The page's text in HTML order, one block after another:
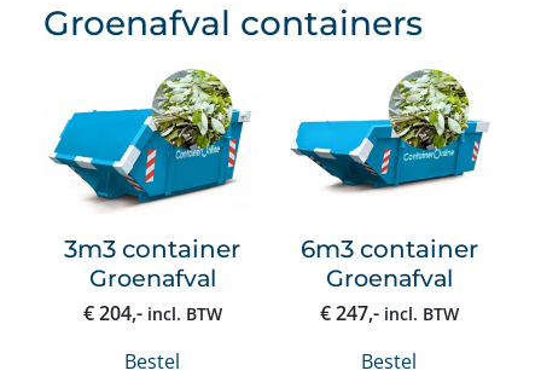
Groenafval containers
3m3 container
Groenafval
€204,- incl. BTW
Bestel
6m3 container
Groenafval
€247,- incl. BTW
Bestel